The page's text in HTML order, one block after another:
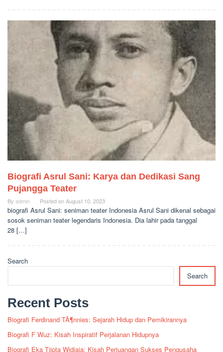
Biografi Asrul Sani: Karya dan Dedikasi Sang
Pujangga Teater
By admin Posted onAugust 10, 2023
biografi Asrul Sani: seniman teater Indonesia Asrul Sani dikenal sebagai
sosok seniman teater legendaris Indonesia. Dia lahir pada tanggal
28 […]
Search
Search
Recent Posts
Biografi Ferdinand TÃ¶nnies: Sejarah Hidup dan Pemikirannya
Biografi F Wuz: Kisah Inspiratif Perjalanan Hidupnya
Biografi Eka Tjipta Widjaja: Kisah Perjuangan Sukses Pengusaha